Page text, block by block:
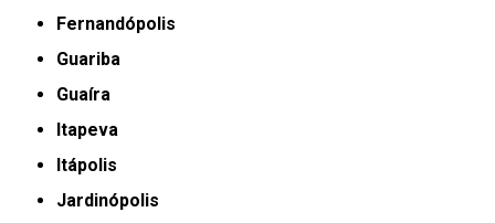
Fernandópolis
Guariba
Guaíra
Itapeva
Itápolis
Jardinópolis